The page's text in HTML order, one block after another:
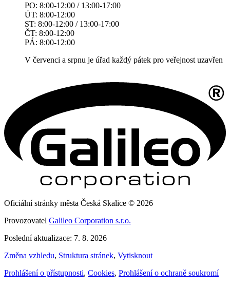
PO: 8:00-12:00 / 13:00-17:00
ÚT: 8:00-12:00
ST: 8:00-12:00 / 13:00-17:00
ČT: 8:00-12:00
PÁ: 8:00-12:00
V červenci a srpnu je úřad každý pátek pro veřejnost uzavřen
Oficiální stránky města Česká Skalice © 2026
Provozovatel Galileo Corporation s.r.o.
Poslední aktualizace: 7. 8. 2026
Změna vzhledu, Struktura stránek, Vytisknout
Prohlášení o přístupnosti, Cookies, Prohlášení o ochraně soukromí